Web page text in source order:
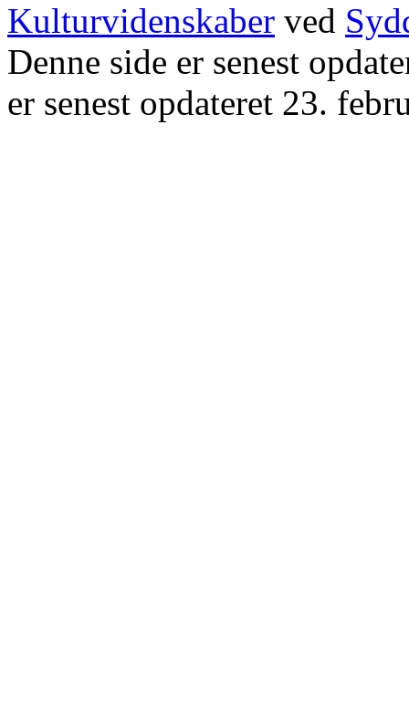
Kulturvidenskaber ved
Denne side er senest
er senest opdateret 23.